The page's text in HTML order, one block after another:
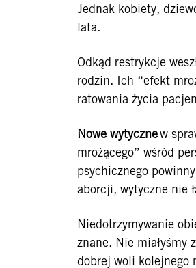
Jednak kobiety,
lata.
Odkąd restrykcje
rodzin. Ich “efekt
ratowania życia
Nowe wytycznew
mrożącego” wśród
psychicznego
aborcji, wytyczne nie
Niedotrzymywanie
znane. Nie miałyśmy
dobrej woli kolejnego